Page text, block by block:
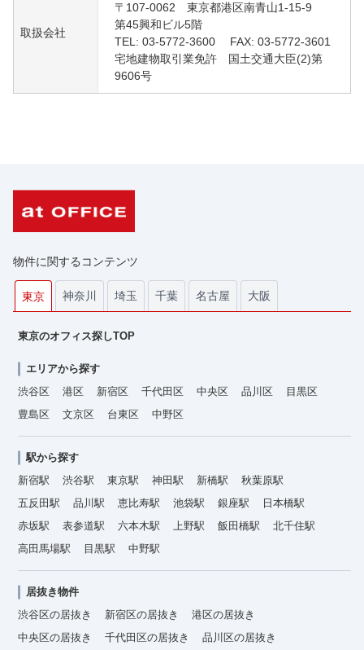
取扱会社
〒107-0062 東京都港区南青山1-15-9
第45興和ビル5階
TEL: 03-5772-3600 FAX: 03-5772-3601
宅地建物取引業免許 国土交通大臣(2)第
9606号
物件に関するコンテンツ
東京 神奈川 埼玉 千葉 名古屋 大阪
東京のオフィス探しTOP
エリアから探す
渋谷区
港区 新宿区 千代田区 中央区 品川区
目黒区
豊島区
文京区 台東区 中野区
駅から探す
新宿駅
渋谷駅 東京駅 神田駅 新橋駅
秋葉原駅
五反田駅
品川駅 恵比寿駅 池袋駅 銀座駅
日本橋駅
赤坂駅
表参道駅 六本木駅 上野駅 飯田橋駅
北千住駅
高田馬場駅
目黒駅 中野駅
居抜き物件
渋谷区の居抜き
新宿区の居抜き
港区の居抜き
中央区の居抜き
千代田区の居抜き
品川区の居抜き